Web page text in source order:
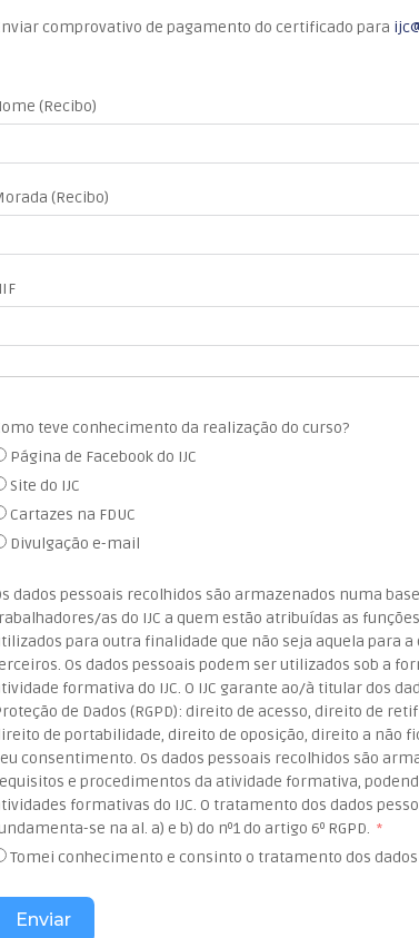
comprovativo de pagamento do certificado para
(Recibo)
(Recibo)
teve conhecimento da realização do curso?
Página de Facebook do IJC
Site do IJC
Cartazes na FDUC
Divulgação e-mail
dados pessoais recolhidos são armazenados numa
as do IJC a quem estão atribuídas as
para outra finalidade que não seja aquela para
Os dados pessoais podem ser utilizados sob a
formativa do IJC. O IJC garante ao/à titular dos
de Dados (RGPD): direito de acesso, direito de
de portabilidade, direito de oposição, direito a não
consentimento. Os dados pessoais recolhidos são
e procedimentos da atividade formativa,
formativas do IJC. O tratamento dos dados
se na al. a) e b) do nº1 do artigo 6º RGPD.
Tomei conhecimento e consinto o tratamento dos
Enviar